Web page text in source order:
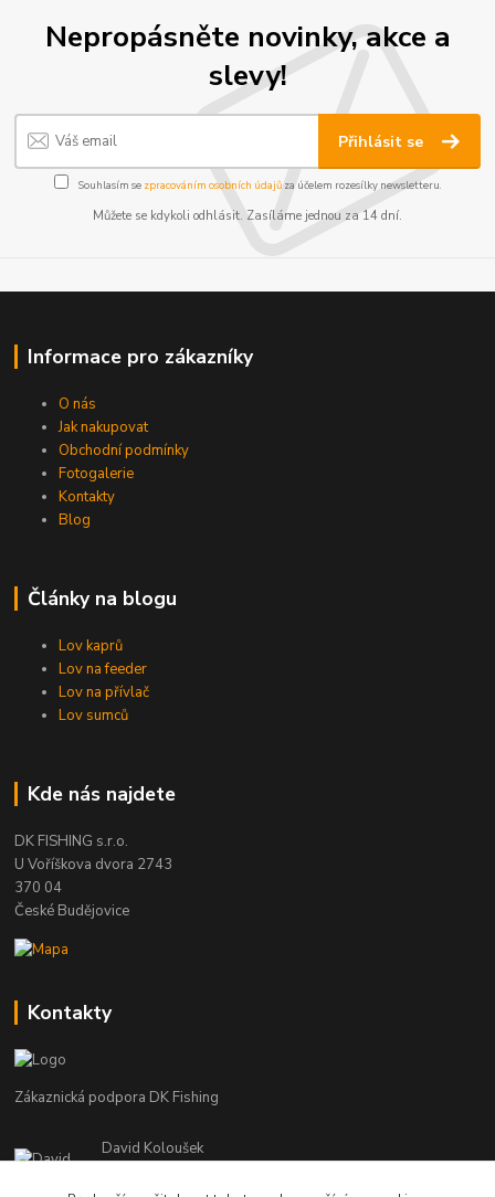
Nepropásněte novinky, akce a
slevy!
Přihlásit se
Souhlasím se zpracováním osobních údajůza účelem rozesílky newsletteru.
Můžete se kdykoli odhlásit. Zasíláme jednou za 14 dní.
Informace pro zákazníky
O nás
Jak nakupovat
Obchodní podmínky
Fotogalerie
Kontakty
Blog
Články na blogu
Lov kaprů
Lov na feeder
Lov na přívlač
Lov sumců
Kde nás najdete
DK FISHING s.r.o.
U Voříškova dvora 2743
370 04
České Budějovice
Kontakty
Zákaznická podpora DK Fishing
David Koloušek